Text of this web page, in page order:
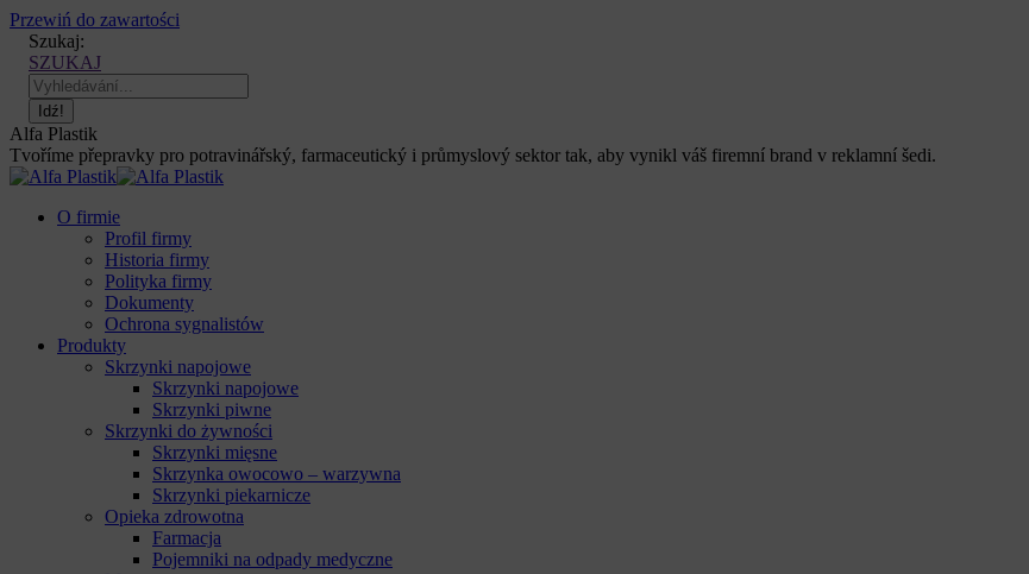
Przewiń do zawartości
Szukaj:
SZUKAJ
Alfa Plastik
Tvoříme přepravky pro potravinářský, farmaceutický i průmyslový sektor tak, aby vynikl váš firemní brand v reklamní šedi.
O firmie
Profil firmy
Historia firmy
Polityka firmy
Dokumenty
Ochrona sygnalistów
Produkty
Skrzynki napojowe
Skrzynki napojowe
Skrzynki piwne
Skrzynki do żywności
Skrzynki mięsne
Skrzynka owocowo – warzywna
Skrzynki piekarnicze
Opieka zdrowotna
Farmacja
Pojemniki na odpady medyczne